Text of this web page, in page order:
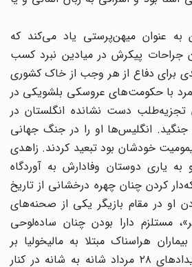
عنوان میهن‌پرستی یاد می‌کند که
جراحات پیکرش در میادین نبرد کسب
برای دفاع از هر وجب از خاک کشوری
با حکومت‌های عروسکی بلشویکی در
دست نشانده انگلستان در
انگلیس‌ها او را در جنگ جهانی
خودشان بود تبعید کردند. زاهدی
یاری دوستان وفادارش به آوردگاه
کردن چنان چهره درخشانی از تاریخ
او در مقام بازیگر یکی از صحنه‌های
مستلزم دارا بودن چنان ساده‌لوحی
هراسناک مبتلا به مالیخولیا بر
می‌آید. من در طول رویداد‌های ٢٨ مرداد شانه‌ به ‌شانه در کنار